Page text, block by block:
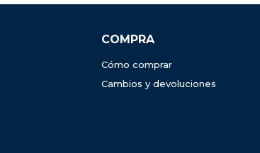
COMPRA
Cómo comprar
Cambios y devoluciones